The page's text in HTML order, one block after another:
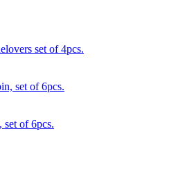
set of 4pcs.
set of 6pcs.
of 6pcs.